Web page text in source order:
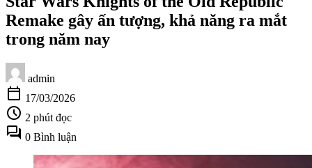
Remake gây ấn tượng, khả năng ra mắt
trong năm nay
admin
calendar_today 17/03/2026
schedule 2 phút đọc
forum 0 Bình luận